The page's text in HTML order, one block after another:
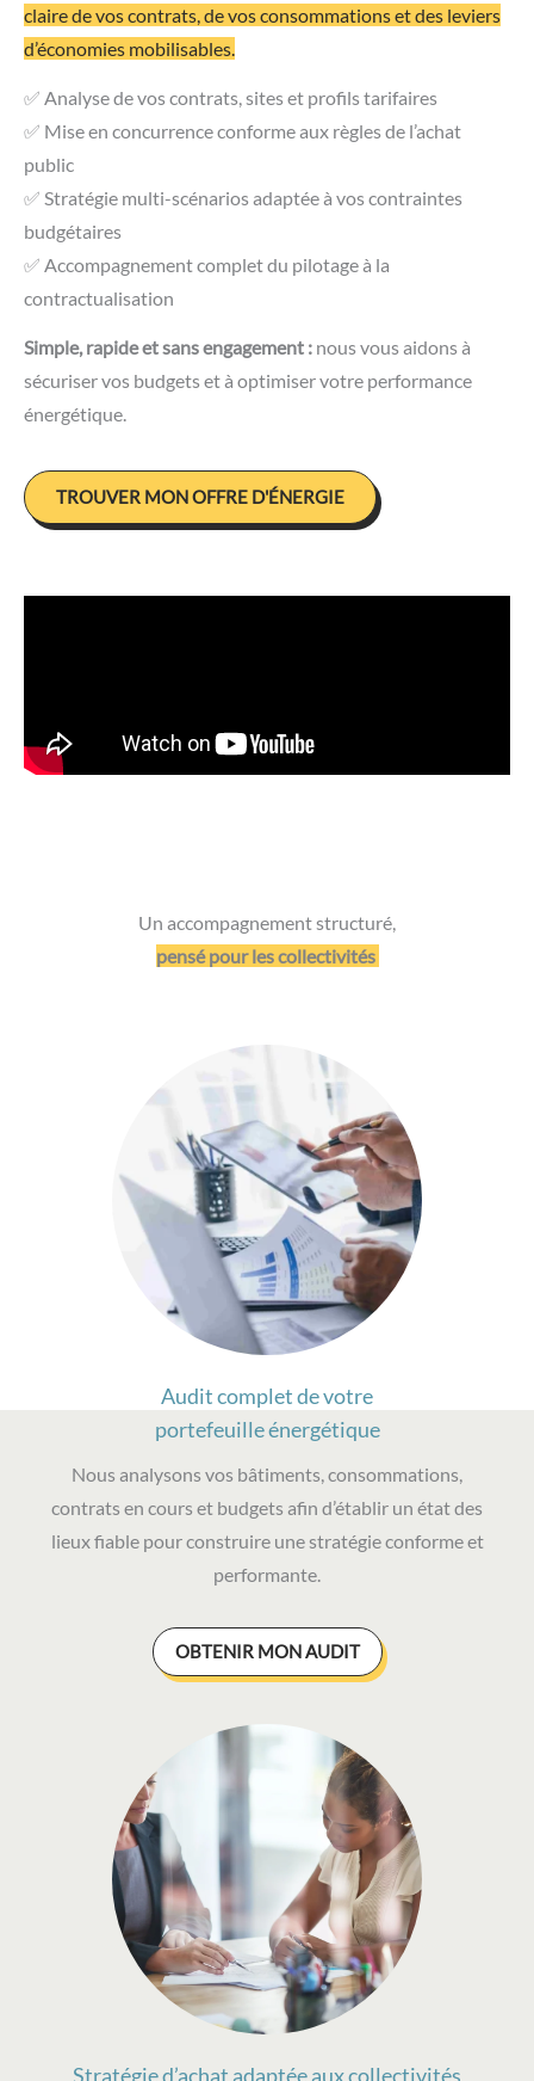
claire de vos contrats, de vos consommations et des leviers
d’économies mobilisables.
✅ Analyse de vos contrats, sites et profils tarifaires
✅ Mise en concurrence conforme aux règles de l’achat
public
✅ Stratégie multi-scénarios adaptée à vos contraintes
budgétaires
✅ Accompagnement complet du pilotage à la
contractualisation
Simple, rapide et sans engagement : nous vous aidons à
sécuriser vos budgets et à optimiser votre performance
énergétique.
TROUVER MON OFFRE D'ÉNERGIE
Un accompagnement structuré,
pensé pour les collectivités
Audit complet de votre
portefeuille énergétique
Nous analysons vos bâtiments, consommations,
contrats en cours et budgets afin d’établir un état des
lieux fiable pour construire une stratégie conforme et
performante.
OBTENIR MON AUDIT
Stratégie d’achat adaptée aux collectivités